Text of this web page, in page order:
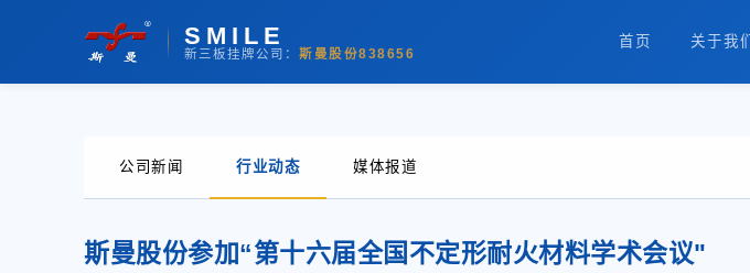
SMILE
新三板挂牌公司： 斯曼股份838656
首页 关于我们
公司新闻 行业动态 媒体报道
斯曼股份参加“第十六届全国不定形耐火材料学术会议"